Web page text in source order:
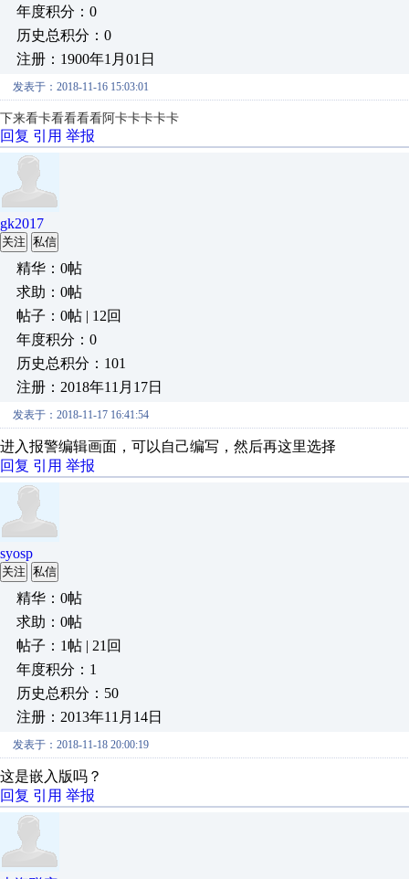
年度积分：0
历史总积分：0
注册：1900年1月01日
发表于：2018-11-16 15:03:01
下来看卡看看看看阿卡卡卡卡卡
回复 引用 举报
gk2017
关注 私信
精华：0帖
求助：0帖
帖子：0帖 | 12回
年度积分：0
历史总积分：101
注册：2018年11月17日
发表于：2018-11-17 16:41:54
进入报警编辑画面，可以自己编写，然后再这里选择
回复 引用 举报
syosp
关注 私信
精华：0帖
求助：0帖
帖子：1帖 | 21回
年度积分：1
历史总积分：50
注册：2013年11月14日
发表于：2018-11-18 20:00:19
这是嵌入版吗？
回复 引用 举报